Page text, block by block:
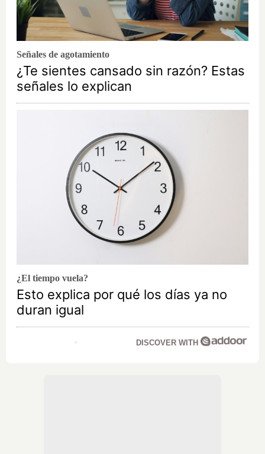
Señales de agotamiento
¿Te sientes cansado sin razón? Estas
señales lo explican
¿El tiempo vuela?
Esto explica por qué los días ya no
duran igual
DISCOVER WITH